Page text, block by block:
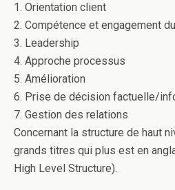
1. Orientation client
2. Compétence et engagement
3. Leadership
4. Approche processus
5. Amélioration
6. Prise de décision factuelle/
7. Gestion des relations
Concernant la structure de haut
grands titres qui plus est en
High Level Structure).